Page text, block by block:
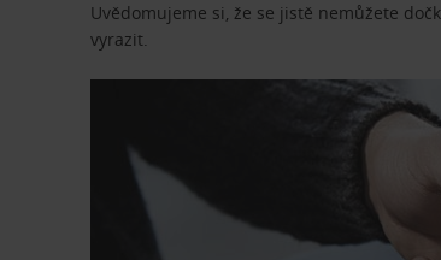
Uvědomujeme si, že se jistě nemůžete
vyrazit.